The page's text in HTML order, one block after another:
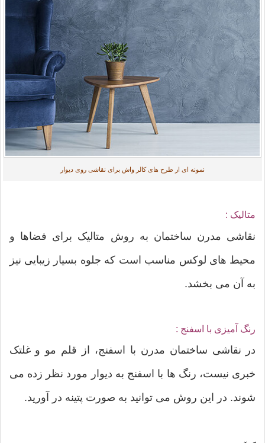
نمونه ای از طرح های کالر واش برای نقاشی روی دیوار
متالیک :
نقاشی مدرن ساختمان به روش متالیک برای فضاها و
محیط های لوکس مناسب است که جلوه بسیار زیبایی نیز
به آن می بخشد.
رنگ آمیزی با اسفنج :
در نقاشی ساختمان مدرن با اسفنج، از قلم مو و غلتک
خبری نیست، رنگ ها با اسفنج به دیوار مورد نظر زده می
شوند. در این روش می توانید به صورت پتینه در آورید.